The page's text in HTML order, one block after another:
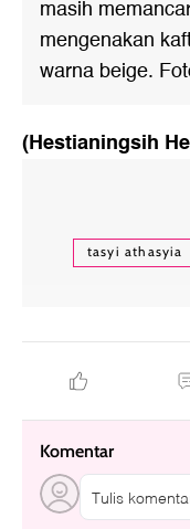
masih
mengenakan
warna beige.
(Hestianingsih
tasyi athasyia
Komentar
Tulis